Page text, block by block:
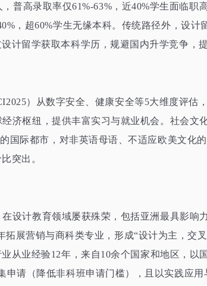
，普高录取率仅61%-63%， 近40%学生面临职
， 超60%学生无缘本科。传统路径外，设计
计留学获取本科学历，规避国内升学竞争，
）从数字安全、健康安全等5大维度评估
济枢纽，提供丰富实习与就业机会。社会文
国际都市，对非英语母语、不适应欧美文化
突出。
设计教育领域屡获殊荣，包括亚洲最具影响
展营销与商科类专业，形成“设计为主，交
从业经验12年，来自10余个国家和地区，以
申请（降低非科班申请门槛），且以实践应